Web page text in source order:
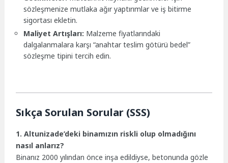
sözleşmenize mutlaka ağır yaptırımlar ve iş bitirme
sigortası ekletin.
Maliyet Artışları: Malzeme fiyatlarındaki
dalgalanmalara karşı “anahtar teslim götürü bedel”
sözleşme tipini tercih edin.
Sıkça Sorulan Sorular (SSS)
1. Altunizade’deki binamızın riskli olup olmadığını
nasıl anlarız?
Binanız 2000 yılından önce inşa edildiyse, betonunda gözle